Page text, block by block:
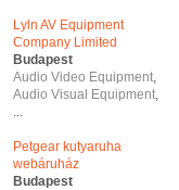
Lyln AV Equipment
Company Limited
Budapest
Audio Video Equipment,
Audio Visual Equipment,
...
Petgear kutyaruha
webáruház
Budapest